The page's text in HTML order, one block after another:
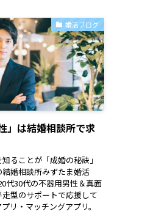
婚活ブログ
」は結婚相談所で求
ることが「成婚の秘訣」
婚相談所みずたま婚活
代30代の不器用男性＆真面
型のサポートで応援して
リ・マッチングアプリ。